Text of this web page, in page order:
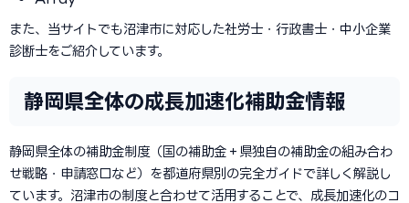
また、当サイトでも沼津市に対応した社労士・行政書士・中小企業
診断士をご紹介しています。
静岡県全体の成長加速化補助金情報
静岡県全体の補助金制度（国の補助金＋県独自の補助金の組み合わ
せ戦略・申請窓口など）を都道府県別の完全ガイドで詳しく解説し
ています。沼津市の制度と合わせて活用することで、成長加速化のコ